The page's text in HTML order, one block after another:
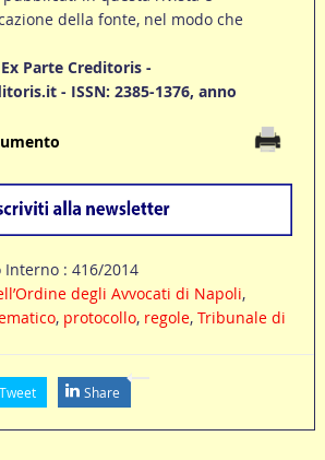
della fonte, nel modo che
Parte Creditoris -
- ISSN: 2385-1376, anno
: 416/2014
degli Avvocati di Napoli,
, protocollo, regole, Tribunale di
Tweet Share